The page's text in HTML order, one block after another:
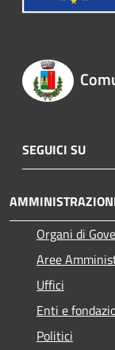
SEGUICI SU
Organi di
Aree
Uffici
Enti e
Politici